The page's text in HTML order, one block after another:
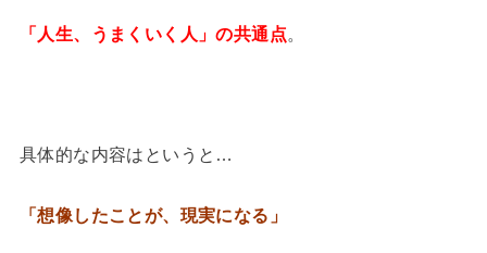
「人生、うまくいく人」の共通点。
具体的な内容はというと…
「想像したことが、現実になる」